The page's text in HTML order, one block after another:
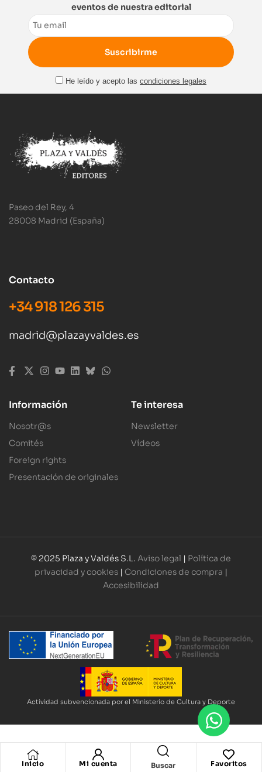
Inicio Mi cuenta Buscar Favoritos
eventos de nuestra editorial
Email
He leído y acepto las condiciones legales
Paseo del Rey, 4
28008 Madrid (España)
Contacto
+34 918 126 315
madrid@plazayvaldes.es
Información
Nosotr@s
Comités
Foreign rights
Presentación de originales
Te interesa
Newsletter
Vídeos
© 2025 Plaza y Valdés S.L. Aviso legal | Política de
privacidad y cookies | Condiciones de compra |
Accesibilidad
Actividad subvencionada por el Ministerio de Cultura y Deporte